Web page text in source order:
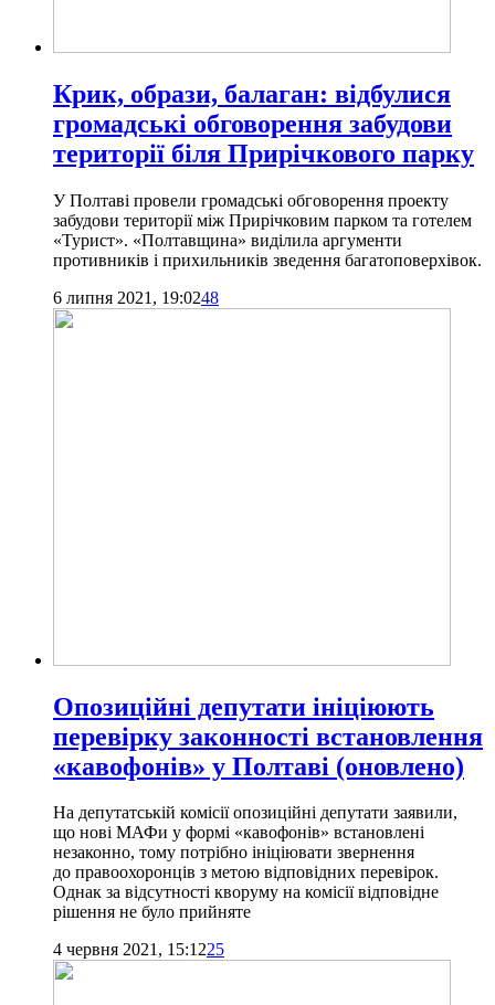
Крик, образи, балаган: відбулися
громадські обговорення забудови
території біля Прирічкового парку
У Полтаві провели громадські обговорення проекту
забудови території між Прирічковим парком та готелем
«Турист». «Полтавщина» виділила аргументи
противників і прихильників зведення багатоповерхівок.
6 липня 2021, 19:0248
Опозиційні депутати ініціюють
перевірку законності встановлення
«кавофонів» у Полтаві (оновлено)
На депутатській комісії опозиційні депутати заявили,
що нові МАФи у формі «кавофонів» встановлені
незаконно, тому потрібно ініціювати звернення
до правоохоронців з метою відповідних перевірок.
Однак за відсутності кворуму на комісії відповідне
рішення не було прийняте
4 червня 2021, 15:1225